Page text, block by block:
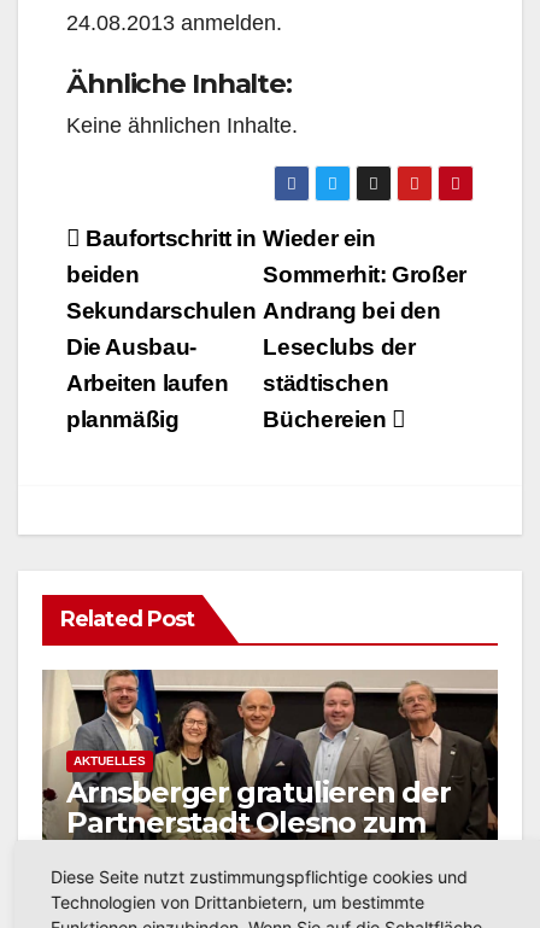
24.08.2013 anmelden.
Ähnliche Inhalte:
Keine ähnlichen Inhalte.
Beitragsnavigation
Wieder ein
Sommerhit: Großer
Andrang bei den
Leseclubs der
städtischen
Büchereien
Baufortschritt in
beiden
Sekundarschulen
Die Ausbau-
Arbeiten laufen
planmäßig
Related Post
AKTUELLES
Arnsberger gratulieren der
Partnerstadt Olesno zum
JULI 27, 2026 RONNY GÄNGLER
Diese Seite nutzt zustimmungspflichtige cookies und
Technologien von Drittanbietern, um bestimmte